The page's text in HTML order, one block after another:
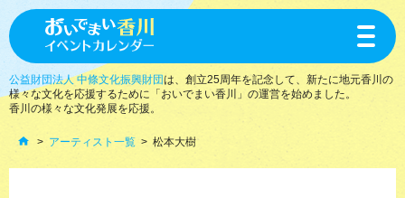
toggle
公益財団法人 中條文化振興財団は、創立25周年を記念して、新たに地元香川の
様々な文化を応援するために「おいでまい香川」の運営を始めました。
香川の様々な文化発展を応援。
アーティスト一覧 松本大樹